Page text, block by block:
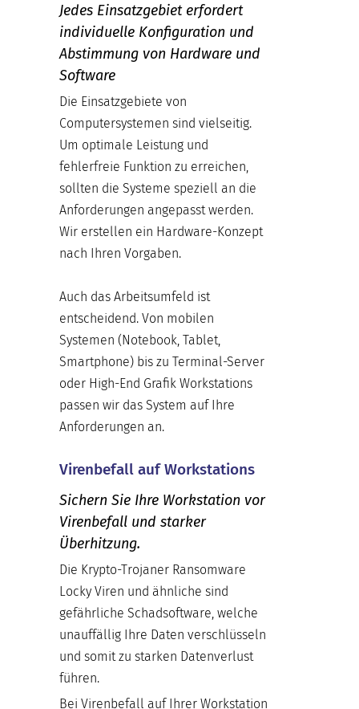
Jedes Einsatzgebiet erfordert
individuelle Konfiguration und
Abstimmung von Hardware und
Software
Die Einsatzgebiete von
Computersystemen sind vielseitig.
Um optimale Leistung und
fehlerfreie Funktion zu erreichen,
sollten die Systeme speziell an die
Anforderungen angepasst werden.
Wir erstellen ein Hardware-Konzept
nach Ihren Vorgaben.
Auch das Arbeitsumfeld ist
entscheidend. Von mobilen
Systemen (Notebook, Tablet,
Smartphone) bis zu Terminal-Server
oder High-End Grafik Workstations
passen wir das System auf Ihre
Anforderungen an.
Virenbefall auf Workstations
Sichern Sie Ihre Workstation vor
Virenbefall und starker
Überhitzung.
Die Krypto-Trojaner Ransomware
Locky Viren und ähnliche sind
gefährliche Schadsoftware, welche
unauffällig Ihre Daten verschlüsseln
und somit zu starken Datenverlust
führen.
Bei Virenbefall auf Ihrer Workstation